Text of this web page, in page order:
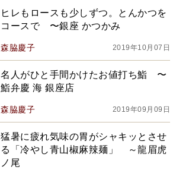
ヒレもロースも少しずつ。とんかつを
コースで 〜銀座 かつかみ
森脇慶子 2019年10月07日
名人がひと手間かけたお値打ち鮨 〜
鮨弁慶 海 銀座店
森脇慶子 2019年09月09日
猛暑に疲れ気味の胃がシャキッとさせ
る「冷やし青山椒麻辣麺」 ～龍眉虎
ノ尾